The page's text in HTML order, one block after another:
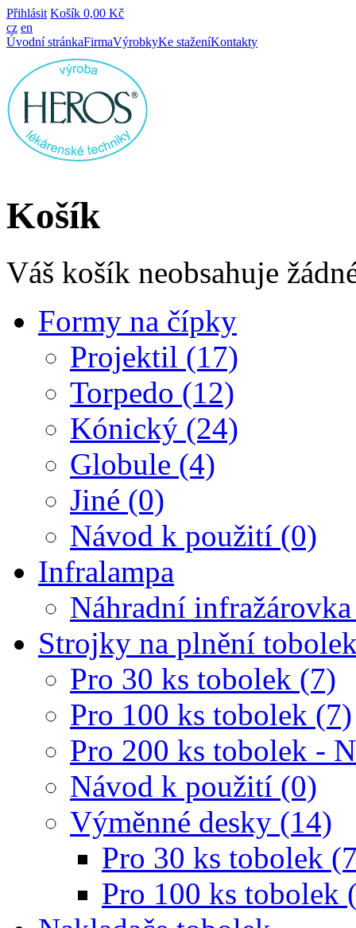
Přihlásit Košík 0,00 Kč
cz en
Úvodní stránkaFirmaVýrobkyKe staženíKontakty
Košík
Váš košík neobsahuje
Formy na čípky
Projektil (17)
Torpedo (12)
Kónický (24)
Globule (4)
Jiné (0)
Návod k použití (0)
Infralampa
Náhradní
Strojky na plnění
Pro 30 ks tobolek (7)
Pro 100 ks tobolek (7)
Pro 200 ks tobolek -
Návod k použití (0)
Výměnné desky (14)
Pro 30 ks tobolek
Pro 100 ks tobolek